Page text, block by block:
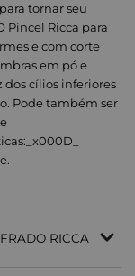
tornar seu
Pincel Ricca para
e com corte
em pó e
dos cílios inferiores
Pode também ser
RICCA